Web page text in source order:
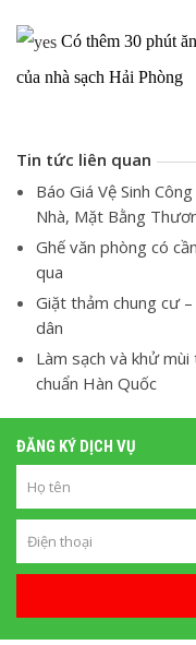
Có thêm 30 phút
của nhà sạch Hải Phòng
Tin tức liên quan
Báo Giá Vệ Sinh
Nhà, Mặt Bằng
Ghế văn phòng có
qua
Giặt thảm chung cư
dân
Làm sạch và khử
chuẩn Hàn Quốc
ĐĂNG KÝ DỊCH VỤ